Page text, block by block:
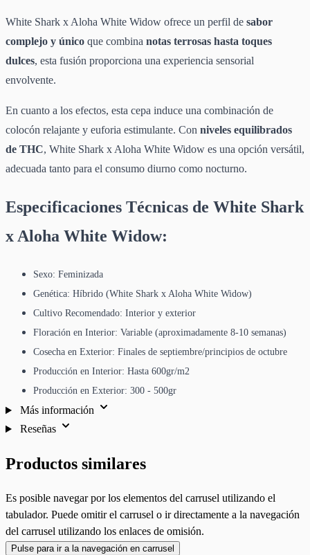
White Shark x Aloha White Widow ofrece un perfil de sabor
complejo y único que combina notas terrosas hasta toques
dulces, esta fusión proporciona una experiencia sensorial
envolvente.
En cuanto a los efectos, esta cepa induce una combinación de
colocón relajante y euforia estimulante. Con niveles equilibrados
de THC, White Shark x Aloha White Widow es una opción versátil,
adecuada tanto para el consumo diurno como nocturno.
Especificaciones Técnicas de White Shark
x Aloha White Widow:
Sexo: Feminizada
Genética: Híbrido (White Shark x Aloha White Widow)
Cultivo Recomendado: Interior y exterior
Floración en Interior: Variable (aproximadamente 8-10 semanas)
Cosecha en Exterior: Finales de septiembre/principios de octubre
Producción en Interior: Hasta 600gr/m2
Producción en Exterior: 300 - 500gr
Más información
Reseñas
Productos similares
Es posible navegar por los elementos del carrusel utilizando el
tabulador. Puede omitir el carrusel o ir directamente a la navegación
del carrusel utilizando los enlaces de omisión.
Pulse para ir a la navegación en carrusel